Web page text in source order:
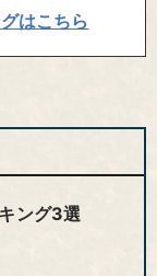
はこちら
ング3選